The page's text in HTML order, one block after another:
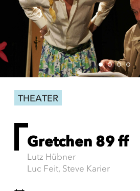
THEATER
Gretchen 89 ff
Lutz Hübner
Luc Feit, Steve Karier